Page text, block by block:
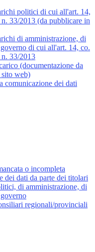
politici di cui all'art. 14,
33/2013 (da pubblicare in
di amministrazione, di
di cui all'art. 14, co.
33/2013
(documentazione da
web)
comunicazione dei dati
o incompleta
dei dati da parte dei titolari
di amministrazione, di
regionali/provinciali